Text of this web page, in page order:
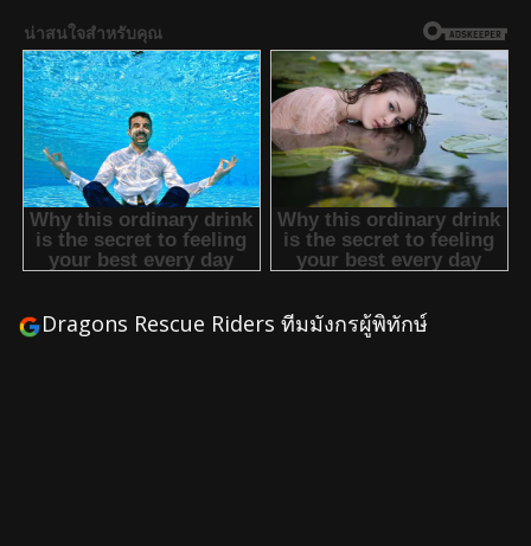
Dragons Rescue Riders ทีมมังกรผู้พิทักษ์